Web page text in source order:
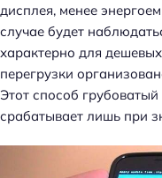
дисплея, менее
случае будет
характерно для
перегрузки
Этот способ
срабатывает лишь при